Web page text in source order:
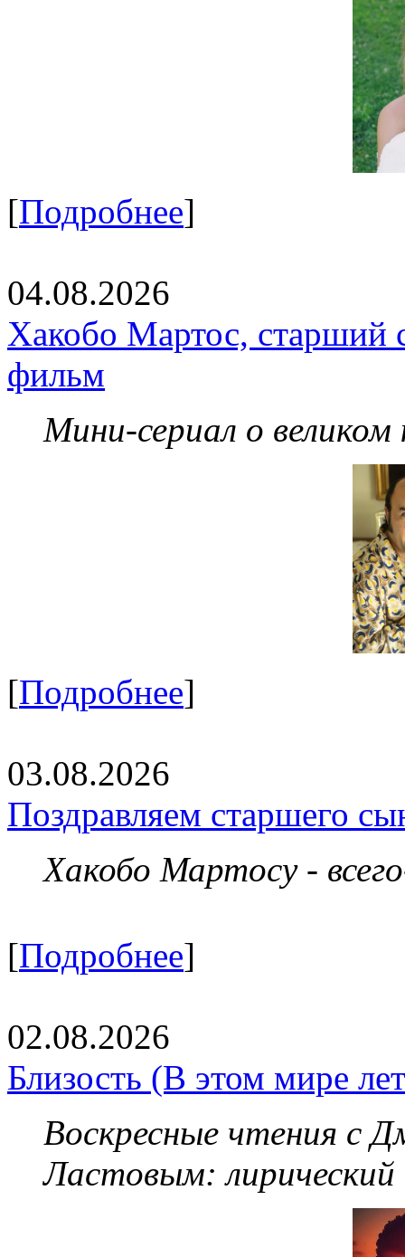
[Подробнее]
04.08.2026
Хакобо Мартос, старший
фильм
Мини-сериал о великом
[Подробнее]
03.08.2026
Поздравляем старшего
Хакобо Мартосу -
[Подробнее]
02.08.2026
Близость (В этом мире
Воскресные чтения с
Ластовым: